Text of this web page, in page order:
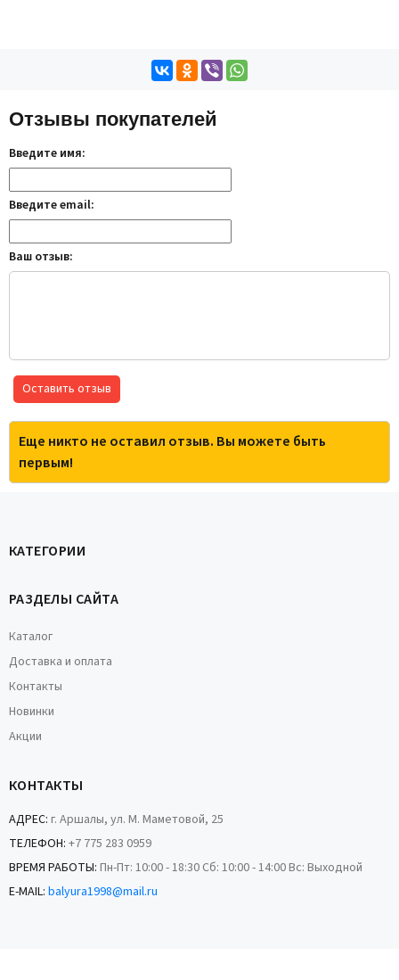
Отзывы покупателей
Введите имя:
Введите email:
Ваш отзыв:
Оставить отзыв
Еще никто не оставил отзыв. Вы можете быть
первым!
КАТЕГОРИИ
РАЗДЕЛЫ САЙТА
Каталог
Доставка и оплата
Контакты
Новинки
Акции
КОНТАКТЫ
АДРЕС: г. Аршалы, ул. М. Маметовой, 25
ТЕЛЕФОН: +7 775 283 0959
ВРЕМЯ РАБОТЫ: Пн-Пт: 10:00 - 18:30 Сб: 10:00 - 14:00 Вс: Выходной
E-MAIL: balyura1998@mail.ru